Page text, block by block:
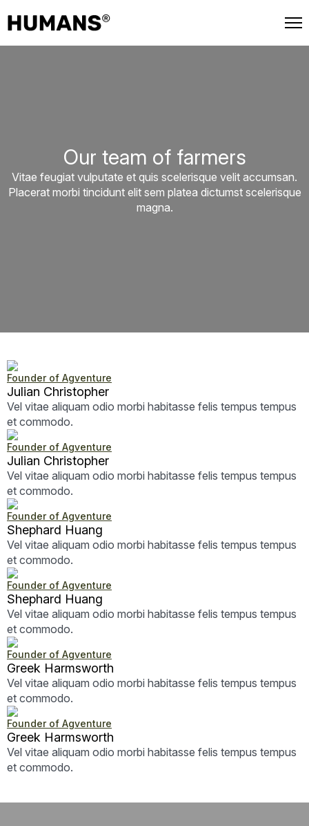
📦 Spedizione gratuita su ogni ordine.
Our team of farmers
Vitae feugiat vulputate et quis scelerisque velit accumsan.
Placerat morbi tincidunt elit sem platea dictumst scelerisque
magna.
Founder of Agventure
Julian Christopher
Vel vitae aliquam odio morbi habitasse felis tempus tempus
et commodo.
Founder of Agventure
Julian Christopher
Vel vitae aliquam odio morbi habitasse felis tempus tempus
et commodo.
Founder of Agventure
Shephard Huang
Vel vitae aliquam odio morbi habitasse felis tempus tempus
et commodo.
Founder of Agventure
Shephard Huang
Vel vitae aliquam odio morbi habitasse felis tempus tempus
et commodo.
Founder of Agventure
Greek Harmsworth
Vel vitae aliquam odio morbi habitasse felis tempus tempus
et commodo.
Founder of Agventure
Greek Harmsworth
Vel vitae aliquam odio morbi habitasse felis tempus tempus
et commodo.